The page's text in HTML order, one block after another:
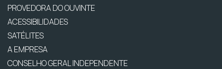
PROVEDORA DO OUVINTE
ACESSIBILIDADES
SATÉLITES
A EMPRESA
CONSELHO GERAL INDEPENDENTE